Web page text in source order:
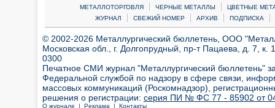
МЕТАЛЛОТОРГОВЛЯ | ЧЕРНЫЕ МЕТАЛЛЫ |
ЦВЕТНЫЕ
ЖУРНАЛ
| СВЕЖИЙ НОМЕР | АРХИВ | ПОДПИСКА |
© 2002-2026 Металлургический бюллетень, ООО
Московская обл., г. Долгопрудный, пр-т Пацаева, д. 7,
0300
Печатное СМИ журнал "Металлургический бюллетень"
Федеральной службой по надзору в сфере связи,
массовых коммуникаций (Роскомнадзор),
решения о регистрации: серия ПИ № ФС 77 - 85902 от 04
О журнале | Реклама | Контакты